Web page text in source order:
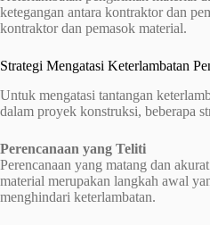
ketegangan antara kontraktor dan
kontraktor dan pemasok material.
Strategi Mengatasi Keterlambatan
Untuk mengatasi tantangan
dalam proyek konstruksi, beberapa
Perencanaan yang Teliti
Perencanaan yang matang dan
material merupakan langkah awal
menghindari keterlambatan.